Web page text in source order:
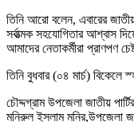
তিনি আরো বলেন, এবারের
সর্বাত্মক সহযোগিতার আশ্বাস
আমাদের নেতাকর্মীরা প্রাণপণ
তিনি বুধবার (০৪ মার্চ)
চৌদ্দগ্রাম উপজেলা জাতীয়
মনিরুল ইসলাম মনির,উপজেলা